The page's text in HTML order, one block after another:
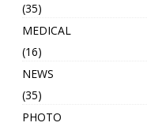
(35)
MEDICAL
(16)
NEWS
(35)
PHOTO